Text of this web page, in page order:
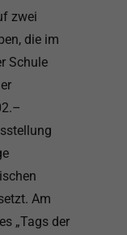
zwei
die im
Schule
Am
„Tags der